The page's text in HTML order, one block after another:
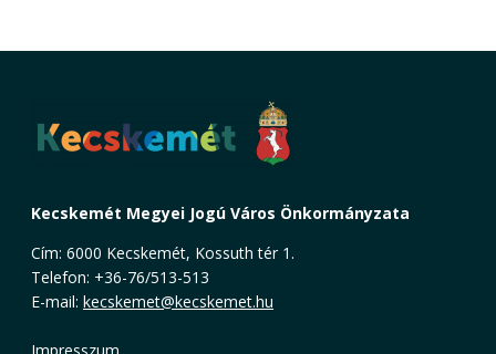
Kecskemét Megyei Jogú Város Önkormányzata
Cím: 6000 Kecskemét, Kossuth tér 1.
Telefon: +36-76/513-513
E-mail: kecskemet@kecskemet.hu